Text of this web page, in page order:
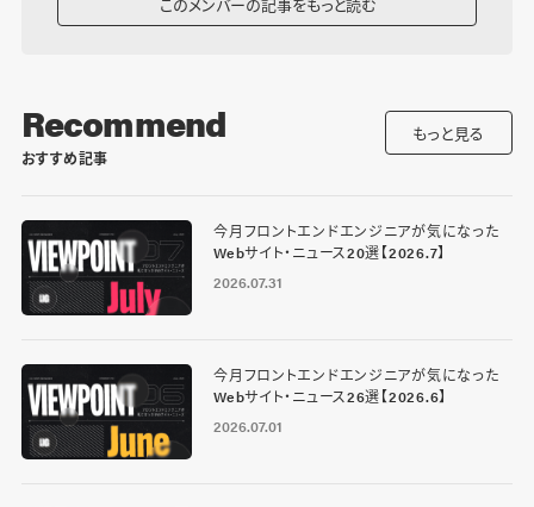
Recommend
おすすめ記事
もっと見る
今月フロントエンドエンジニアが気になった
Webサイト・ニュース20選【2026.7】
2026.07.31
今月フロントエンドエンジニアが気になった
Webサイト・ニュース26選【2026.6】
2026.07.01